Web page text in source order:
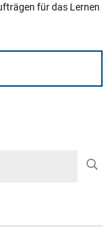
für das Lernen